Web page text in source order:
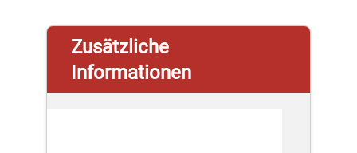
Zusätzliche
Informationen